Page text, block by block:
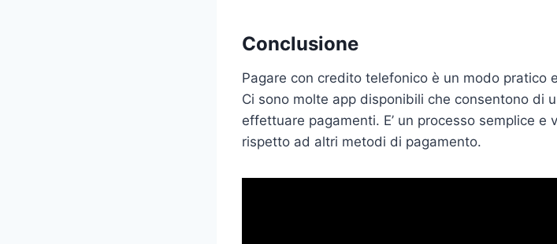
Conclusione
Pagare con credito telefonico è un modo pratico
Ci sono molte app disponibili che consentono di
effettuare pagamenti. E’ un processo semplice
rispetto ad altri metodi di pagamento.